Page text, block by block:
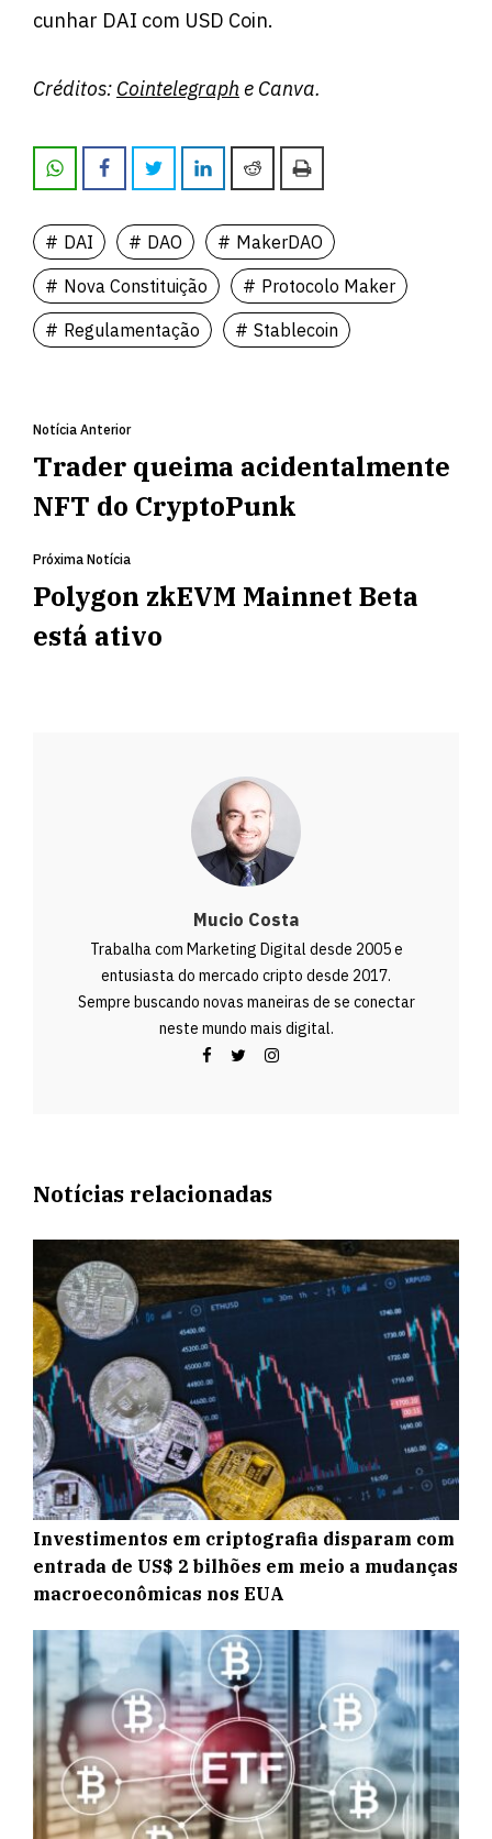
cunhar DAI com USD Coin.
Créditos: Cointelegraph e Canva.
DAI DAO
MakerDAO
Nova Constituição
Protocolo Maker
Regulamentação
Stablecoin
Notícia Anterior
Trader queima acidentalmente
NFT do CryptoPunk
Próxima Notícia
Polygon zkEVM Mainnet Beta
está ativo
Mucio Costa
Trabalha com Marketing Digital desde 2005 e
entusiasta do mercado cripto desde 2017.
Sempre buscando novas maneiras de se conectar
neste mundo mais digital.
Notícias relacionadas
Investimentos em criptografia disparam com
entrada de US$ 2 bilhões em meio a mudanças
macroeconômicas nos EUA